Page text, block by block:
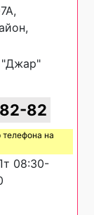
"Джар"
82
на
08:30-